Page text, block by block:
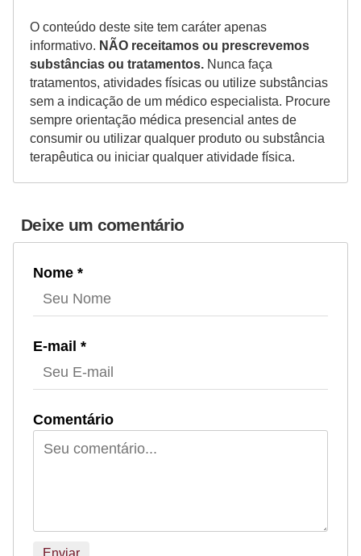
O conteúdo deste site tem caráter apenas
informativo. NÃO receitamos ou prescrevemos
substâncias ou tratamentos. Nunca faça
tratamentos, atividades físicas ou utilize substâncias
sem a indicação de um médico especialista. Procure
sempre orientação médica presencial antes de
consumir ou utilizar qualquer produto ou substância
terapêutica ou iniciar qualquer atividade física.
Deixe um comentário
Nome *
E-mail *
Comentário